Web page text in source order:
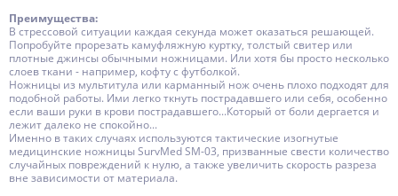
Преимущества:
В стрессовой ситуации каждая секунда может оказаться решающей.
Попробуйте прорезать камуфляжную куртку, толстый свитер или
плотные джинсы обычными ножницами. Или хотя бы просто несколько
слоев ткани - например, кофту с футболкой.
Ножницы из мультитула или карманный нож очень плохо подходят для
подобной работы. Ими легко ткнуть пострадавшего или себя, особенно
если ваши руки в крови пострадавшего...Который от боли дергается и
лежит далеко не спокойно...
Именно в таких случаях используются тактические изогнутые
медицинские ножницы SurvMed SM-03, призванные свести количество
случайных повреждений к нулю, а также увеличить скорость разреза
вне зависимости от материала.